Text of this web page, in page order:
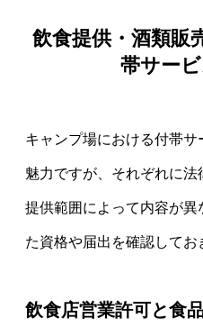
飲食提供・酒類販
帯サー
キャンプ場における付帯
魅力ですが、それぞれに法
提供範囲によって内容が
た資格や届出を確認してお
飲食店営業許可と食